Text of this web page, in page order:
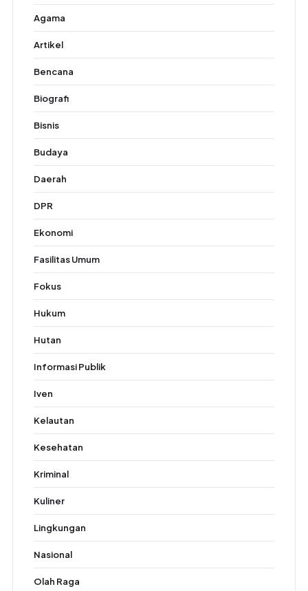
Agama
Artikel
Bencana
Biografi
Bisnis
Budaya
Daerah
DPR
Ekonomi
Fasilitas Umum
Fokus
Hukum
Hutan
Informasi Publik
Iven
Kelautan
Kesehatan
Kriminal
Kuliner
Lingkungan
Nasional
Olah Raga